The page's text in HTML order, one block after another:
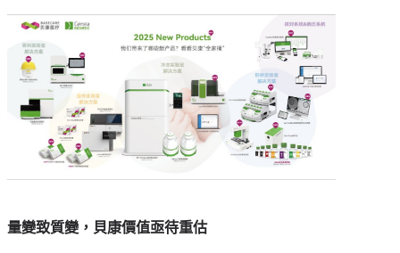
量變致質變，貝康價值亟待重估